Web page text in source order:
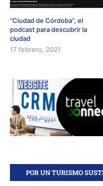
“Ciudad de Córdoba”, el
podcast para descubrir la
ciudad
17 febrero, 2021
POR UN TURISMO